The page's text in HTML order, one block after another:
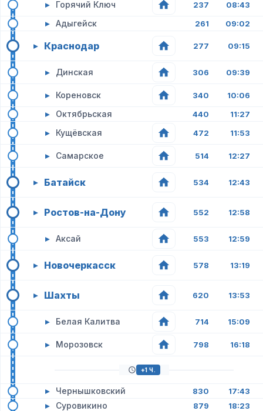
▸ Горячий Ключ 237 08:43
▸ Адыгейск 261 09:02
▸ Краснодар 277 09:15
▸ Динская 306 09:39
▸ Кореновск 340 10:06
▸ Октябрьская 440 11:27
▸ Кущёвская 472 11:53
▸ Самарское 514 12:27
▸ Батайск 534 12:43
▸ Ростов-на-Дону 552 12:58
▸ Аксай 553 12:59
▸ Новочеркасск 578 13:19
▸ Шахты 620 13:53
▸ Белая Калитва 714 15:09
▸ Морозовск 798 16:18
+1 Ч.
▸ Чернышковский 830 17:43
▸ Суровикино 879 18:23